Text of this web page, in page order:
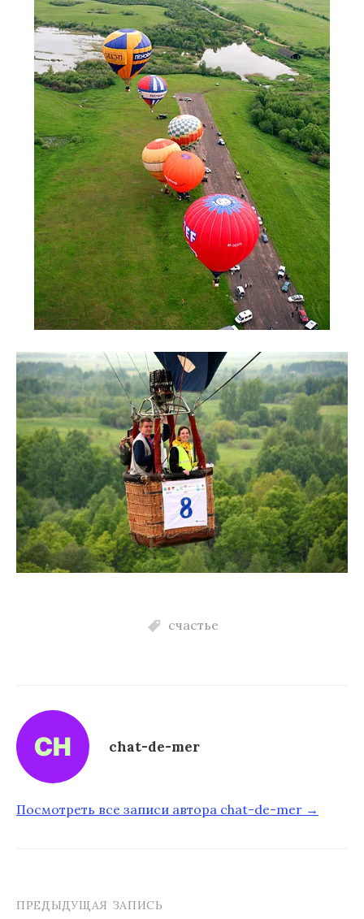
счастье
chat-de-mer
Посмотреть все записи автора chat-de-mer →
ПРЕДЫДУЩАЯ ЗАПИСЬ